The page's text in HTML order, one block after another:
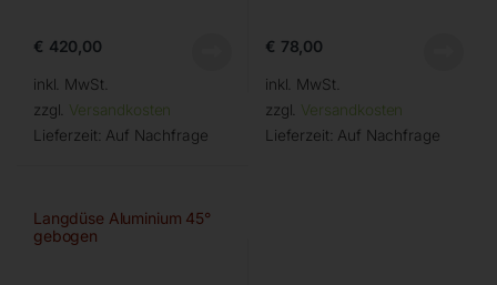
€ 420,00
inkl. MwSt.
zzgl. Versandkosten
Lieferzeit: Auf Nachfrage
€ 78,00
inkl. MwSt.
zzgl. Versandkosten
Lieferzeit: Auf Nachfrage
Langdüse Aluminium 45°
gebogen